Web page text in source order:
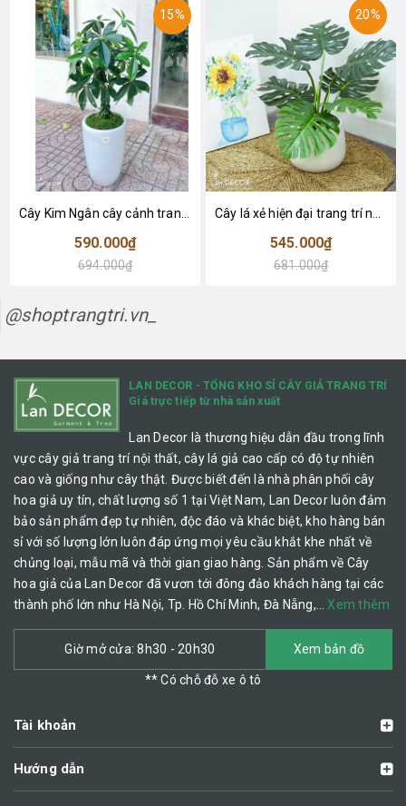
15%
590.000₫
694.000₫
20%
545.000₫
681.000₫
@shoptrangtri.vn_
LAN DECOR - TỔNG KHO SỈ CÂY GIẢ TRANG TRÍ
Giá trực tiếp từ nhà sản xuất
Lan Decor là thương hiệu dẫn đầu trong lĩnh
vực cây giả trang trí nội thất, cây lá giả cao cấp có độ tự nhiên
cao và giống như cây thật. Được biết đến là nhà phân phối cây
hoa giả uy tín, chất lượng số 1 tại Việt Nam, Lan Decor luôn đảm
bảo sản phẩm đẹp tự nhiên, độc đáo và khác biệt, kho hàng bán
sỉ với số lượng lớn luôn đáp ứng mọi yêu cầu khắt khe nhất về
chủng loại, mẫu mã và thời gian giao hàng. Sản phẩm về Cây
hoa giả của Lan Decor đã vươn tới đông đảo khách hàng tại các
thành phố lớn như Hà Nội, Tp. Hồ Chí Minh, Đà Nẵng,…Xem thêm
Giờ mở cửa: 8h30 - 20h30 Xem bản đồ
** Có chỗ đỗ xe ô tô
Tài khoản
Hướng dẫn